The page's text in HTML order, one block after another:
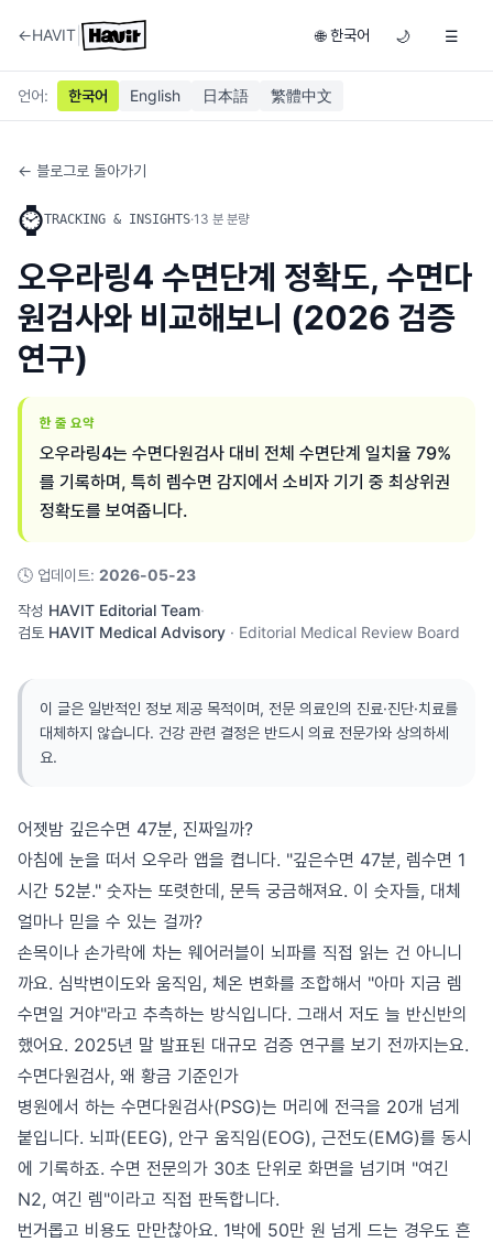
←HAVIT 🌐 한국어 🌙 ☰
언어: 한국어 English 日本語 繁體中文
← 블로그로 돌아가기
⌚TRACKING & INSIGHTS·13 분 분량
오우라링4 수면단계 정확도, 수면다
원검사와 비교해보니 (2026 검증
연구)
한 줄 요약
오우라링4는 수면다원검사 대비 전체 수면단계 일치율 79%
를 기록하며, 특히 렘수면 감지에서 소비자 기기 중 최상위권
정확도를 보여줍니다.
🕓 업데이트: 2026-05-23
작성 HAVIT Editorial Team·
검토 HAVIT Medical Advisory · Editorial Medical Review Board
이 글은 일반적인 정보 제공 목적이며, 전문 의료인의 진료·진단·치료를
대체하지 않습니다. 건강 관련 결정은 반드시 의료 전문가와 상의하세
요.
어젯밤 깊은수면 47분, 진짜일까?
아침에 눈을 떠서 오우라 앱을 켭니다. "깊은수면 47분, 렘수면 1
시간 52분." 숫자는 또렷한데, 문득 궁금해져요. 이 숫자들, 대체
얼마나 믿을 수 있는 걸까?
손목이나 손가락에 차는 웨어러블이 뇌파를 직접 읽는 건 아니니
까요. 심박변이도와 움직임, 체온 변화를 조합해서 "아마 지금 렘
수면일 거야"라고 추측하는 방식입니다. 그래서 저도 늘 반신반의
했어요. 2025년 말 발표된 대규모 검증 연구를 보기 전까지는요.
수면다원검사, 왜 황금 기준인가
병원에서 하는 수면다원검사(PSG)는 머리에 전극을 20개 넘게
붙입니다. 뇌파(EEG), 안구 움직임(EOG), 근전도(EMG)를 동시
에 기록하죠. 수면 전문의가 30초 단위로 화면을 넘기며 "여긴
N2, 여긴 렘"이라고 직접 판독합니다.
번거롭고 비용도 만만찮아요. 1박에 50만 원 넘게 드는 경우도 흔